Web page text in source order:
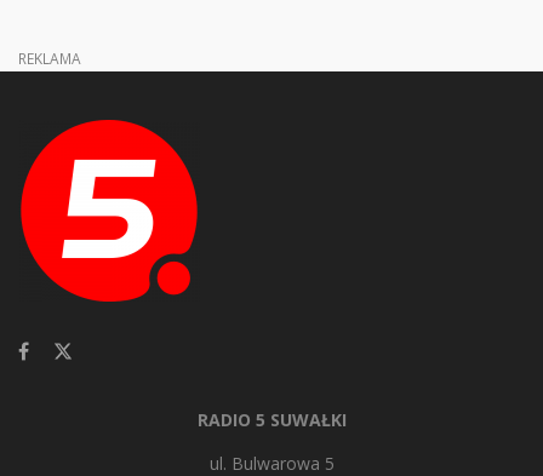
REKLAMA
RADIO 5 SUWAŁKI
ul. Bulwarowa 5